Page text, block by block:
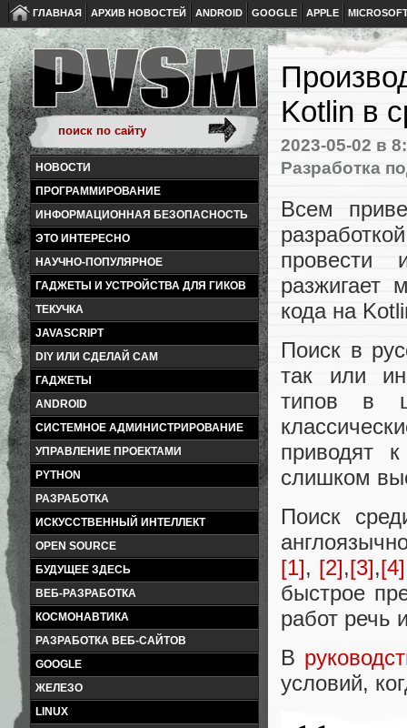
ГЛАВНАЯ АРХИВ НОВОСТЕЙ ANDROID GOOGLE APPLE
НОВОСТИ
ПРОГРАММИРОВАНИЕ
ИНФОРМАЦИОННАЯ БЕЗОПАСНОСТЬ
ЭТО ИНТЕРЕСНО
НАУЧНО-ПОПУЛЯРНОЕ
ГАДЖЕТЫ И УСТРОЙСТВА ДЛЯ ГИКОВ
ТЕКУЧКА
JAVASCRIPT
DIY ИЛИ СДЕЛАЙ САМ
ГАДЖЕТЫ
ANDROID
СИСТЕМНОЕ АДМИНИСТРИРОВАНИЕ
УПРАВЛЕНИЕ ПРОЕКТАМИ
PYTHON
РАЗРАБОТКА
ИСКУССТВЕННЫЙ ИНТЕЛЛЕКТ
OPEN SOURCE
БУДУЩЕЕ ЗДЕСЬ
ВЕБ-РАЗРАБОТКА
КОСМОНАВТИКА
РАЗРАБОТКА ВЕБ-САЙТОВ
GOOGLE
ЖЕЛЕЗО
LINUX
Kotlin в
2023-05-02 в
Разработка
Всем
провести
разжигает
кода на
Поиск в
так или
типов в
приводят
слишком
Поиск
[1], [2],[3],[4]
быстрое
работ речь
В
условий,